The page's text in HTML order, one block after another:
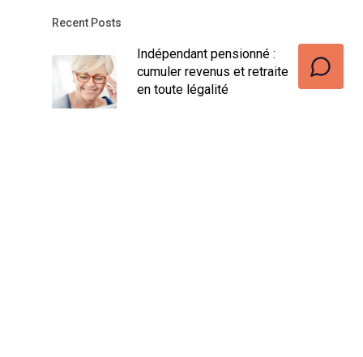
Recent Posts
Indépendant pensionné :
cumuler revenus et retraite
en toute légalité